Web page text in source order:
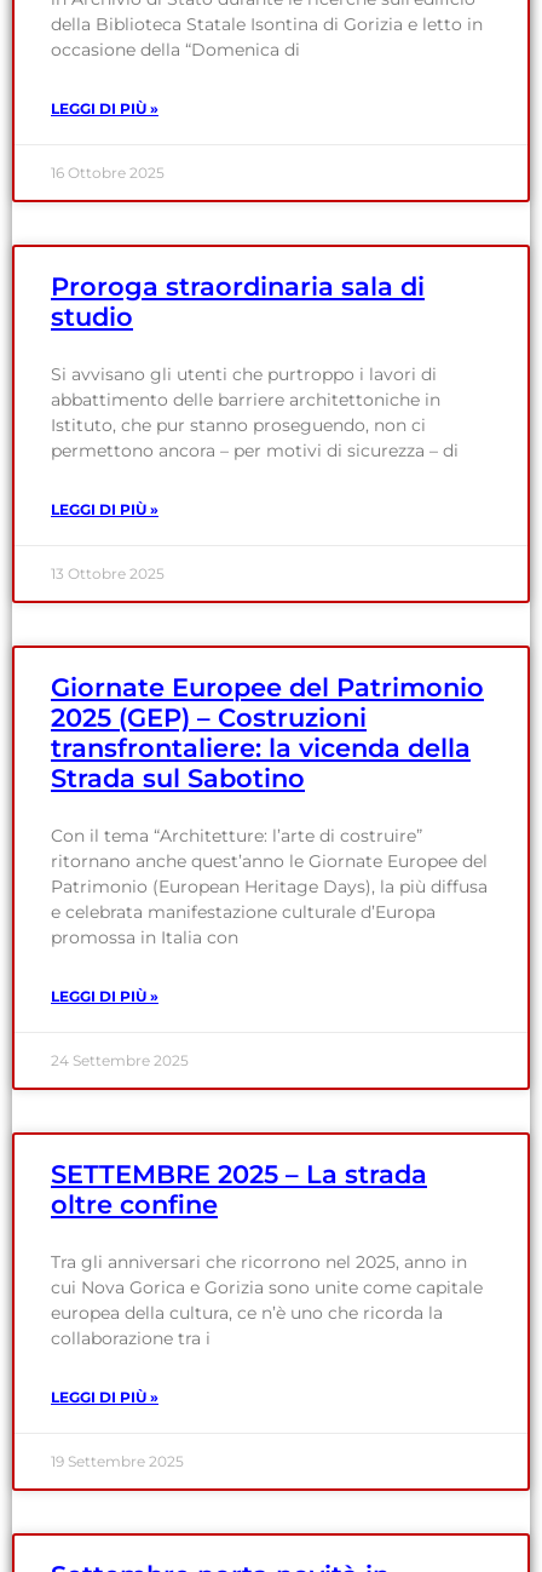
della Biblioteca Statale Isontina di Gorizia e letto in
occasione della “Domenica di
LEGGI DI PIÙ »
16 Ottobre 2025
Proroga straordinaria sala di
studio
Si avvisano gli utenti che purtroppo i lavori di
abbattimento delle barriere architettoniche in
Istituto, che pur stanno proseguendo, non ci
permettono ancora – per motivi di sicurezza – di
LEGGI DI PIÙ »
13 Ottobre 2025
Giornate Europee del Patrimonio
2025 (GEP) – Costruzioni
transfrontaliere: la vicenda della
Strada sul Sabotino
Con il tema “Architetture: l’arte di costruire”
ritornano anche quest’anno le Giornate Europee del
Patrimonio (European Heritage Days), la più diffusa
e celebrata manifestazione culturale d’Europa
promossa in Italia con
LEGGI DI PIÙ »
24 Settembre 2025
SETTEMBRE 2025 – La strada
oltre confine
Tra gli anniversari che ricorrono nel 2025, anno in
cui Nova Gorica e Gorizia sono unite come capitale
europea della cultura, ce n’è uno che ricorda la
collaborazione tra i
LEGGI DI PIÙ »
19 Settembre 2025